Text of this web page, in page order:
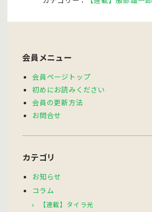
会員メニュー
会員ページトップ
初めにお読みください
会員の更新方法
お問合せ
カテゴリ
お知らせ
コラム
【連載】タイラ光